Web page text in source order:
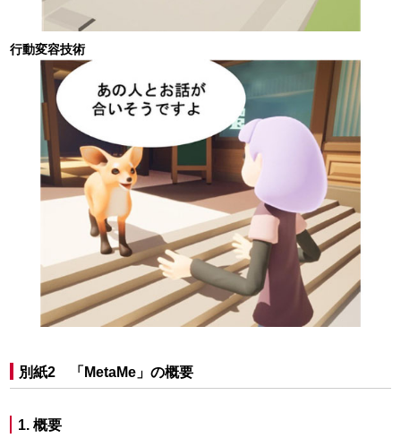
行動変容技術
別紙2 「MetaMe」の概要
1. 概要